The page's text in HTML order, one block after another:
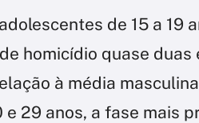
de 15 a 19
homicídio quase duas
à média
29 anos, a fase mais